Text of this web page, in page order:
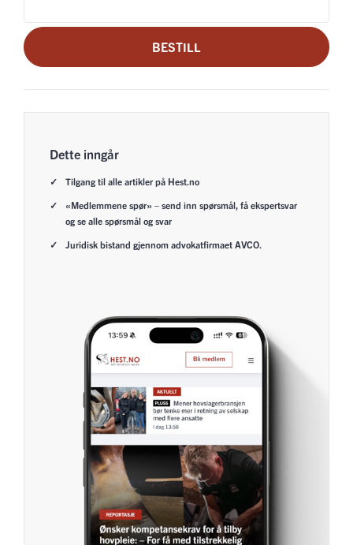
BESTILL
Dette inngår
Tilgang til alle artikler på Hest.no
«Medlemmene spør» – send inn spørsmål, få ekspertsvar
og se alle spørsmål og svar
Juridisk bistand gjennom advokatfirmaet AVCO.